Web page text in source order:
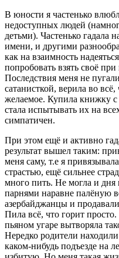
В юности я частенько
недоступных людей
детьми). Частенько гадала
имени, и другими
как на взаимность
попробовать взять своё
Последствия меня не
сатанисткой, верила во
желаемое. Купила книжку
стала испытывать их на
симпатичен.
При этом ещё и активно
результат вышел таким:
меня саму, т.е я
страстью, ещё сильнее
много пить. Не могла и дня
парнями наравне палёную
азербайджанцы и
Пила всё, что горит
пьяном угаре вытворяла
Нередко родители
каком-нибудь подъезде на